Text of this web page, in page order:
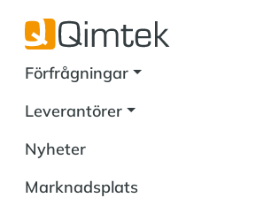
Förfrågningar
Leverantörer
Nyheter
Marknadsplats